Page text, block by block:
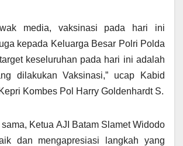
media, vaksinasi pada hari ini
kepada Keluarga Besar Polri Polda
keseluruhan pada hari ini adalah
dilakukan Vaksinasi,” ucap Kabid
Kombes Pol Harry Goldenhardt S.
Ketua AJI Batam Slamet Widodo
dan mengapresiasi langkah yang